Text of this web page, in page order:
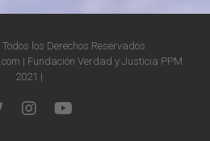
los Derechos Reservados
| Fundación Verdad y Justicia PPM
2021 |